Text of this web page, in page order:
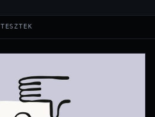
TESZTEK